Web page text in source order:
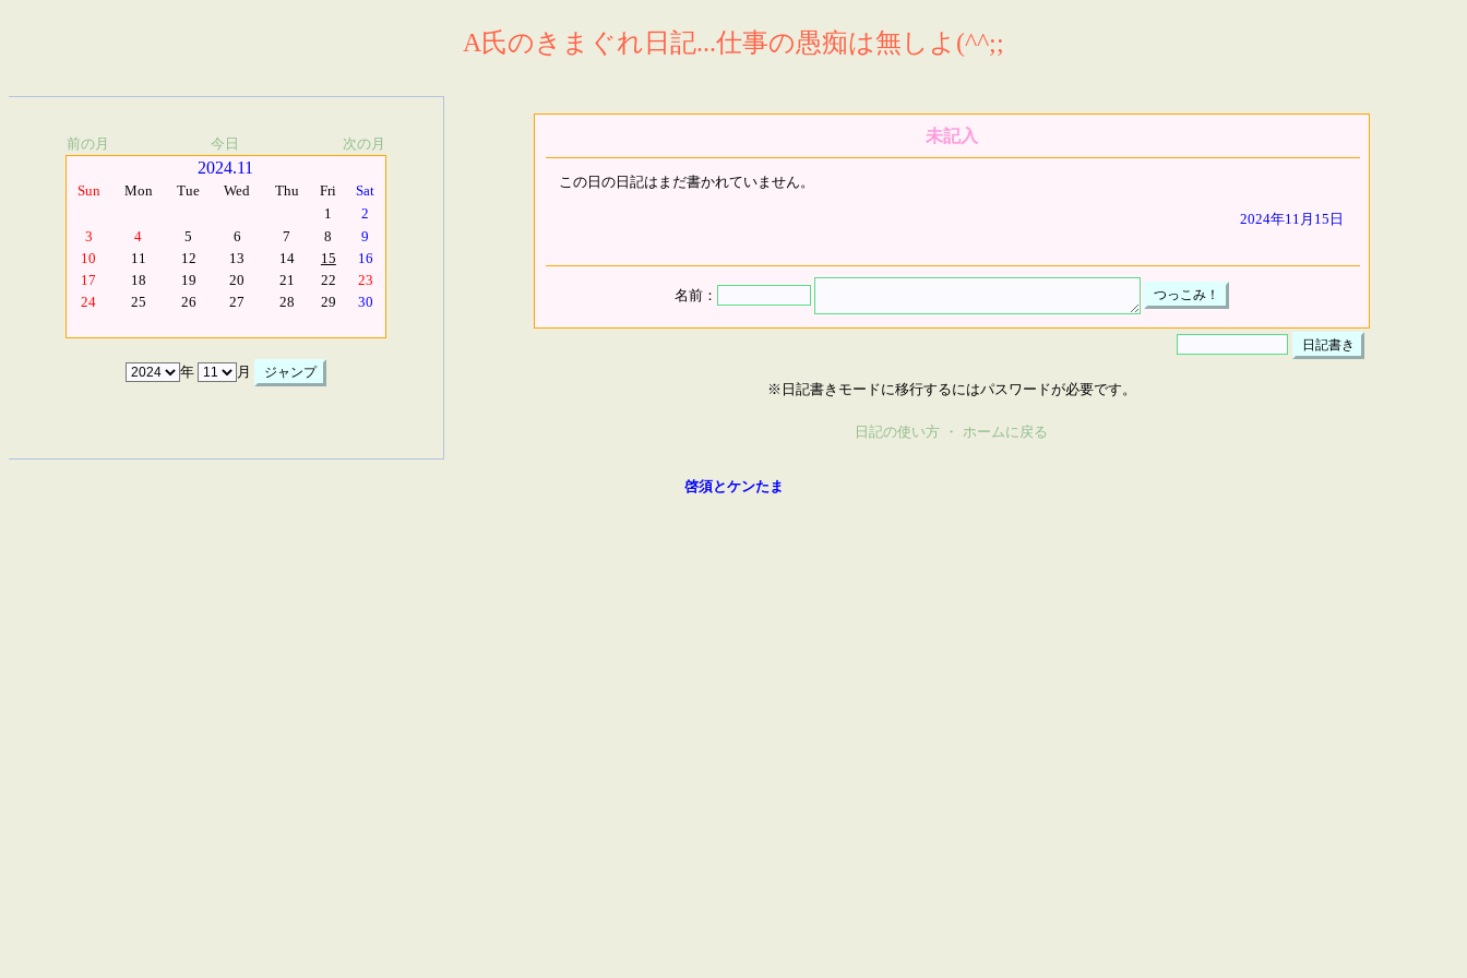
A氏のきまぐれ日記...仕事の愚痴は無しよ(^^;;
前の月 今日 次の月
2024.11
Sun Mon Tue Wed Thu Fri
Sat
1
2
3
4 5 6 7 8
9
10
11 12 13 14 15
16
17
18 19 20 21 22
23
24
25 26 27 28 29 30
年 月
未記入
この日の日記はまだ書かれていません。
2024年11月15日
名前：
※日記書きモードに移行するにはパスワードが必要です。
日記の使い方 ・ ホームに戻る
啓須とケンたま